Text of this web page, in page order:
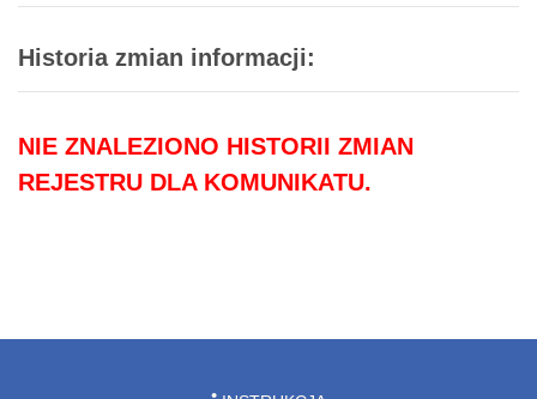
Historia zmian informacji:
NIE ZNALEZIONO HISTORII ZMIAN
REJESTRU DLA KOMUNIKATU.